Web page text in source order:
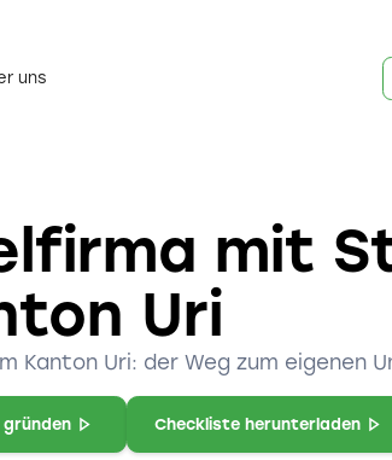
uns
mit
Uri
Kanton Uri: der Weg zum eigenen
gründen Checkliste herunterladen